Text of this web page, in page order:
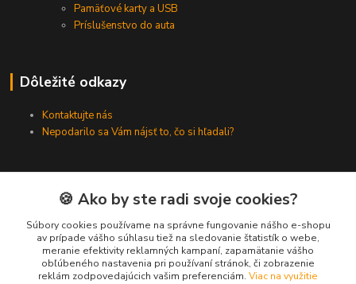
Pamäťové karty a USB
Príslušenstvo do auta
Dôležité odkazy
Kontaktujte nás
Nepodarilo sa Vám nájsť to, čo si hľadali?
Kontakty
Zákaznícka podpora SMARTINO.sk
(Po-Pia, 8-16 hod.)
🍪 Ako by ste radi svoje cookies?
Súbory cookies používame na správne fungovanie nášho e-shopu
av prípade vášho súhlasu tiež na sledovanie štatistík o webe,
meranie efektivity reklamných kampaní, zapamätanie vášho
obľúbeného nastavenia pri používaní stránok, či zobrazenie
reklám zodpovedajúcich vašim preferenciám. Viac na využitie